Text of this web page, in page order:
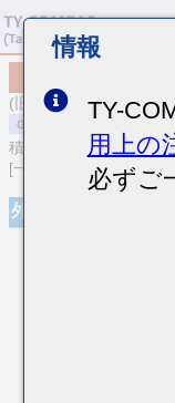
(旧品番
積層セラミックコンデ
[一般用 高周波/低損失
外観
情報
TY-
用上の
必ずご